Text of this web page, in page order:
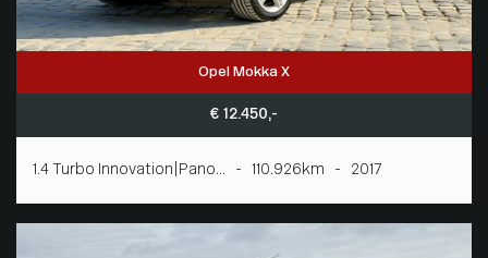
Opel Mokka X
€ 12.450,-
1.4 Turbo Innovation|Pano... - 110.926km - 2017